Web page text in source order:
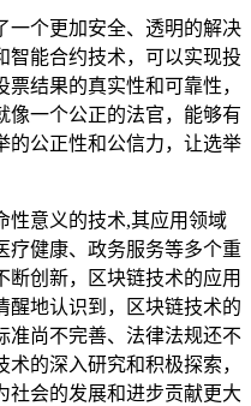
一个更加安全、透明的解决
智能合约技术，可以实现投
结果的真实性和可靠性，
像一个公正的法官，能够有
的公正性和公信力，让选举
性意义的技术,其应用领域
疗健康、政务服务等多个重
断创新，区块链技术的应用
醒地认识到，区块链技术的
准尚不完善、法律法规还不
的深入研究和积极探索，
社会的发展和进步贡献更大